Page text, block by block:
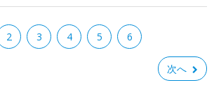
2 3 4 5 6
次へ